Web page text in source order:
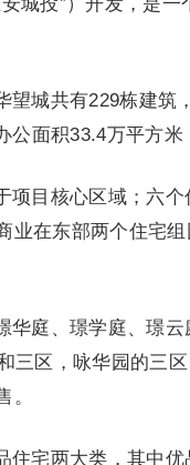
望城共有229栋建筑
面积33.4万平方米
项目核心区域；六
业在东部两个住宅
华庭、璟学庭、璟
三区，咏华园的三
。
住宅两大类，其中